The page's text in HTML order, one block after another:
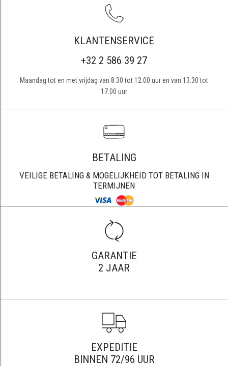
KLANTENSERVICE
+32 2 586 39 27
Maandag tot en met vrijdag van 8.30 tot 12.00 uur en van 13.30 tot
17.00 uur
BETALING
VEILIGE BETALING & MOGELIJKHEID TOT BETALING IN
TERMIJNEN
GARANTIE
2 JAAR
EXPEDITIE
BINNEN 72/96 UUR